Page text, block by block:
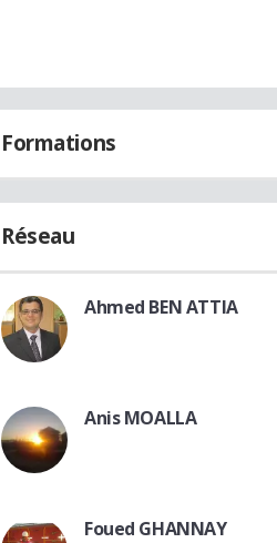
Formations
Réseau
Ahmed BEN ATTIA
Anis MOALLA
Foued GHANNAY